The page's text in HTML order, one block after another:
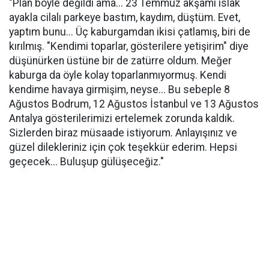
"Plan böyle değildi ama... 23 Temmuz akşamı ıslak
ayakla cilalı parkeye bastım, kaydım, düştüm. Evet,
yaptım bunu... Üç kaburgamdan ikisi çatlamış, biri de
kırılmış. "Kendimi toparlar, gösterilere yetişirim" diye
düşünürken üstüne bir de zatürre oldum. Meğer
kaburga da öyle kolay toparlanmıyormuş. Kendi
kendime havaya girmişim, neyse... Bu sebeple 8
Ağustos Bodrum, 12 Ağustos İstanbul ve 13 Ağustos
Antalya gösterilerimizi ertelemek zorunda kaldık.
Sizlerden biraz müsaade istiyorum. Anlayışınız ve
güzel dilekleriniz için çok teşekkür ederim. Hepsi
geçecek... Buluşup gülüşeceğiz."